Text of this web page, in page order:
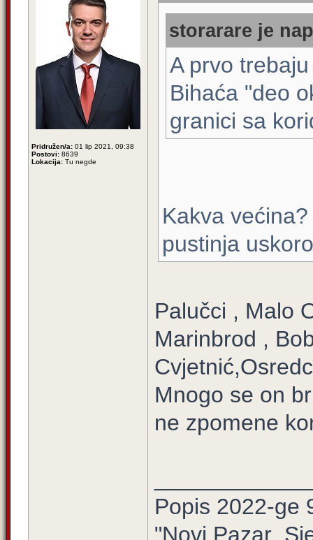
Pridružen/a: 01 lip 2021, 09:38
Postovi: 8639
Lokacija: Tu negde
storarare je
A prvo
Bihaća "deo
granici sa
Kakva
pustinja
Palučci , Malo
Marinbrod ,
Mnogo se on
ne zpomene
Popis 2022-ge
"Novi Pazar